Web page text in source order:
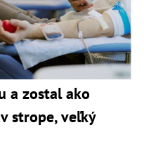
a zostal ako
strope, veľký